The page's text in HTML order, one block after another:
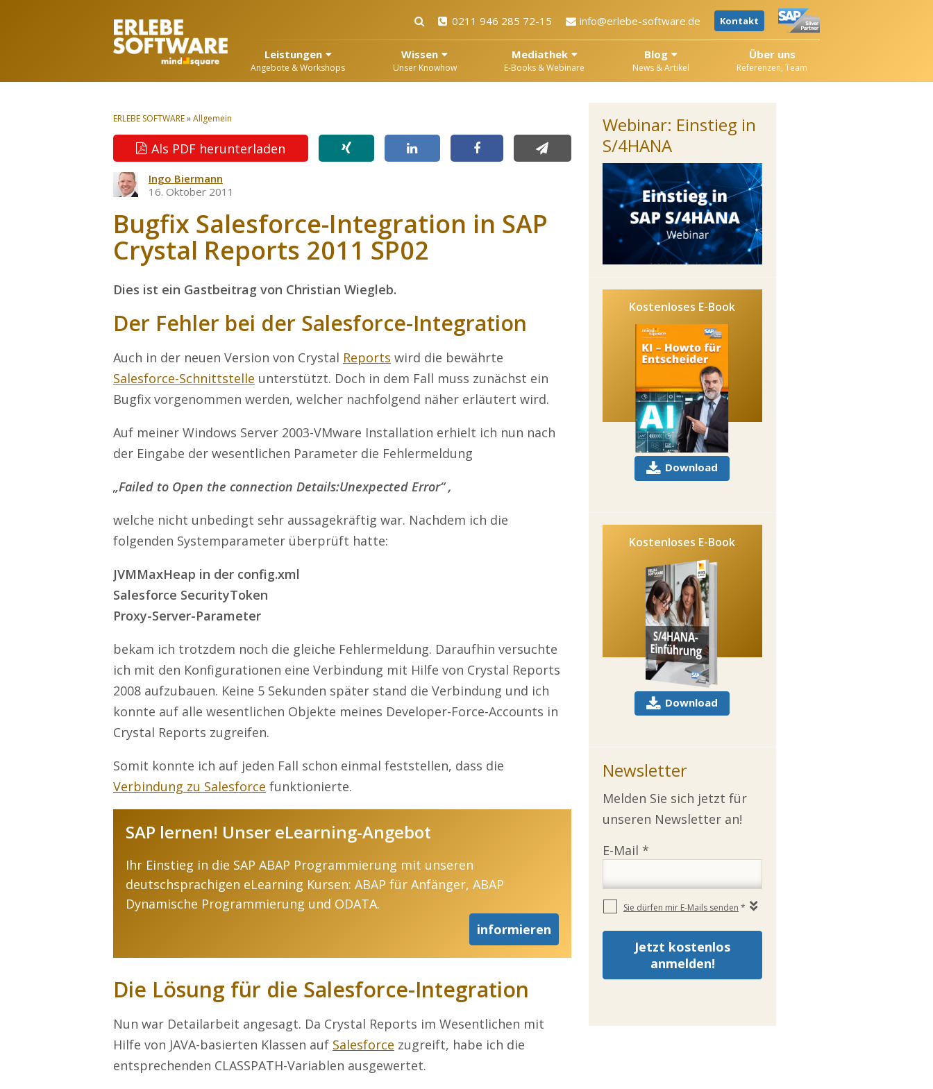
0211 946 285 72-15 info@erlebe-software.de Kontakt
Leistungen
Angebote & Workshops
Wissen
Unser Knowhow
Mediathek
E-Books & Webinare
Blog
News & Artikel
Über uns
Referenzen, Team
ERLEBE SOFTWARE»Allgemein
Als PDF herunterladen
Ingo Biermann
16. Oktober 2011
Bugfix Salesforce-Integration in SAP
Crystal Reports 2011 SP02
Dies ist ein Gastbeitrag von Christian Wiegleb.
Der Fehler bei der Salesforce-Integration
Auch in der neuen Version von Crystal Reports wird die bewährte
Salesforce-Schnittstelle unterstützt. Doch in dem Fall muss zunächst ein
Bugfix vorgenommen werden, welcher nachfolgend näher erläutert wird.
Auf meiner Windows Server 2003-VMware Installation erhielt ich nun nach
der Eingabe der wesentlichen Parameter die Fehlermeldung
„Failed to Open the connection Details:Unexpected Error“ ,
welche nicht unbedingt sehr aussagekräftig war. Nachdem ich die
folgenden Systemparameter überprüft hatte:
JVMMaxHeap in der config.xml
Salesforce SecurityToken
Proxy-Server-Parameter
bekam ich trotzdem noch die gleiche Fehlermeldung. Daraufhin versuchte
ich mit den Konfigurationen eine Verbindung mit Hilfe von Crystal Reports
2008 aufzubauen. Keine 5 Sekunden später stand die Verbindung und ich
konnte auf alle wesentlichen Objekte meines Developer-Force-Accounts in
Crystal Reports zugreifen.
Somit konnte ich auf jeden Fall schon einmal feststellen, dass die
Verbindung zu Salesforce funktionierte.
SAP lernen! Unser eLearning-Angebot
Ihr Einstieg in die SAP ABAP Programmierung mit unseren
deutschsprachigen eLearning Kursen: ABAP für Anfänger, ABAP
Dynamische Programmierung und ODATA.
informieren
Die Lösung für die Salesforce-Integration
Nun war Detailarbeit angesagt. Da Crystal Reports im Wesentlichen mit
Hilfe von JAVA-basierten Klassen auf Salesforce zugreift, habe ich die
entsprechenden CLASSPATH-Variablen ausgewertet.
Webinar: Einstieg in
S/4HANA
Kostenloses E-Book
Download
Kostenloses E-Book
Download
Newsletter
Melden Sie sich jetzt für
unseren Newsletter an!